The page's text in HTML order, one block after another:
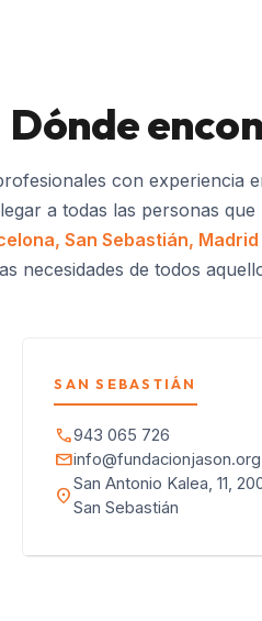
Dónde
con experiencia
a todas las personas
San Sebastián,
necesidades de todos
SAN SEBASTIÁN
call943 065 726
mailinfo@fundacionjason.org
location_onSan Antonio Kalea, 11,
San Sebastián